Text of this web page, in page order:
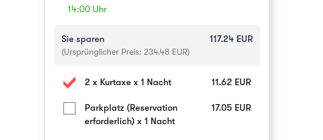
14:00 Uhr
Sie sparen 117.24 EUR
(Ursprünglicher Preis: 234.48 EUR)
2 x Kurtaxe x 1 Nacht 11.62 EUR
Parkplatz (Reservation
erforderlich) x 1 Nacht
17.05 EUR